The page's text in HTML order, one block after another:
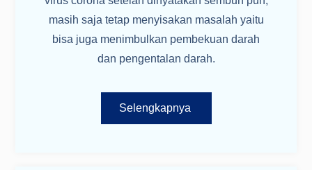
masih saja tetap menyisakan masalah yaitu
bisa juga menimbulkan pembekuan darah
dan pengentalan darah.
Selengkapnya